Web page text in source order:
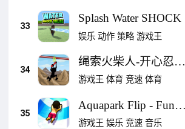
33
Splash Water SHOCK
娱乐 动作 策略 游戏王
34
绳索火柴人-开心忍者
跳到底
游戏王 体育 竞速 体育
35
Aquapark Flip - Fun
Swim 3D
游戏王 娱乐 竞速 音乐